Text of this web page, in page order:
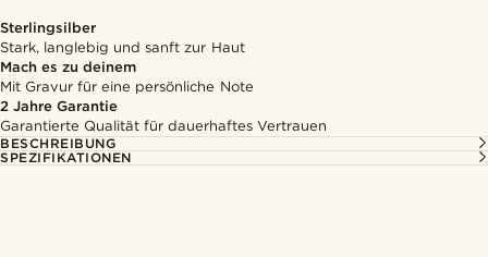
Sterlingsilber
Stark, langlebig und sanft zur Haut
Mach es zu deinem
Mit Gravur für eine persönliche Note
2 Jahre Garantie
Garantierte Qualität für dauerhaftes Vertrauen
BESCHREIBUNG
SPEZIFIKATIONEN